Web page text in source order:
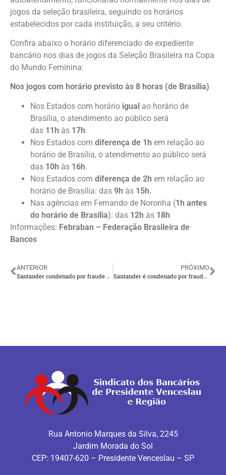
jogos da seleção brasileira, seguindo os horários
estabelecidos por cada instituição, a seu critério.
Confira abaixo o horário diferenciado de expediente
bancário nos dias de jogos da Seleção Brasileira na Copa
do Mundo Feminina:
Nos jogos com horário previsto às 8 horas (de Brasília)
Nos Estados com horário igual ao horário de
Brasília, o atendimento ao público será
das 11h às 17h.
Nos Estados com diferença de 1h em relação ao
horário de Brasília, o atendimento ao público será
das 10h às 16h.
Nos Estados com diferença de 2h em relação ao
horário de Brasília: das 9h às 15h.
Nas agências em Fernando de Noronha (1h antes
do horário de Brasília): das 12h às 18h
Informações: Febraban – Federação Brasileira de
Bancos
ANTERIOR
Santander condenado por fraude na contratação de bancário
PRÓXIMO
Santander é condenado por fraude na contratação de bancário
Rua Antonio Marques da Silva, 2245
Jardim Morada do Sol
CEP: 19407-620 – Presidente Venceslau – SP